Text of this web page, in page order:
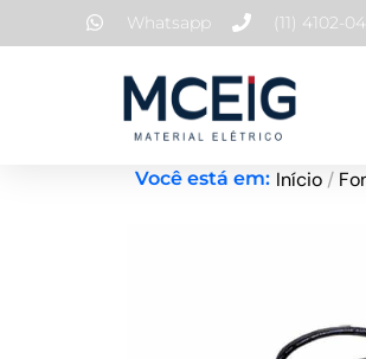
para
Whatsapp (11) 4102-
Você está em: Início /